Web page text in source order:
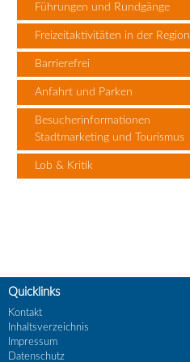
Führungen und Rundgänge
Freizeitaktivitäten in der Region
Barrierefrei
Anfahrt und Parken
Besucherinformationen
Stadtmarketing und Tourismus
Lob & Kritik
Quicklinks
Kontakt
Inhaltsverzeichnis
Impressum
Datenschutz